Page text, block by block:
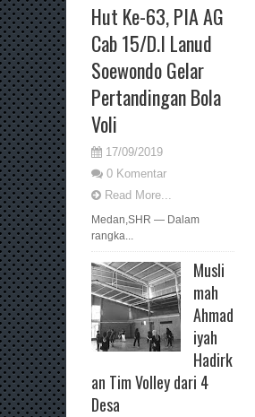
Hut Ke-63, PIA AG
Cab 15/D.I Lanud
Soewondo Gelar
Pertandingan Bola
Voli
17/09/2019
0 Komentar
Read More...
Medan,SHR — Dalam
rangka...
Musli
mah
Ahmad
iyah
Hadirk
an Tim Volley dari 4
Desa